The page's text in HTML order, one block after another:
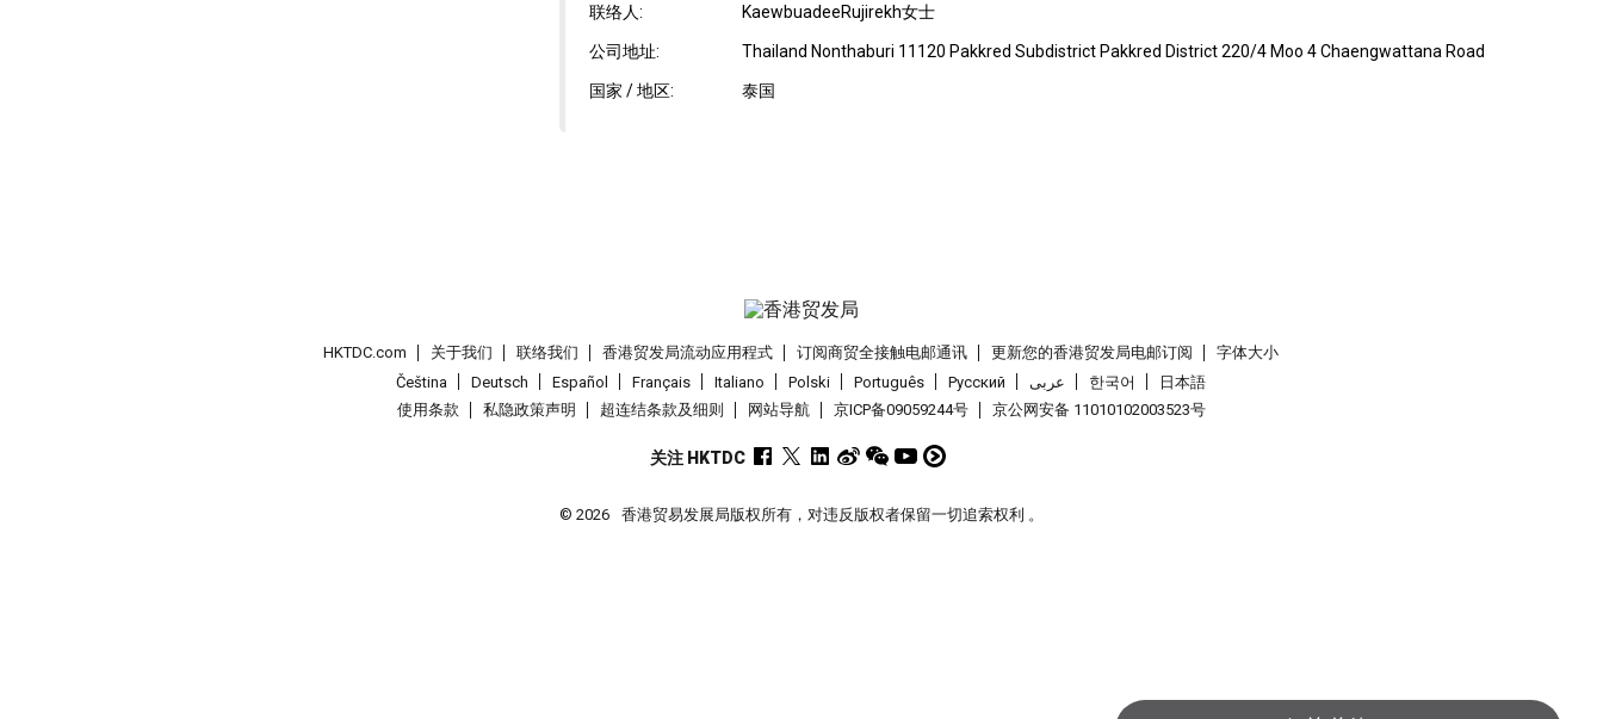
联络人: KaewbuadeeRujirekh女士
公司地址: Thailand Nonthaburi 11120 Pakkred Subdistrict Pakkred District 220/4 Moo 4 Chaengwattana Road
国家 / 地区: 泰国
HKTDC.com 关于我们 联络我们 香港贸发局流动应用程式 订阅商贸全接触电邮通讯 更新您的香港贸发局电邮订阅
字体大小
Čeština
Deutsch Español Français Italiano Polski Português Pусский عربى 한국어
日本語
使用条款
私隐政策声明 超连结条款及细则 网站导航 京ICP备09059244号 京公网安备 11010102003523号
关注 HKTDC
© 2026 香港贸易发展局版权所有，对违反版权者保留一切追索权利 。